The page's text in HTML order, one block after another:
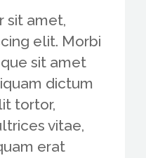
sit amet,
elit. Morbi
sit amet
dictum
tortor,
vitae,
erat